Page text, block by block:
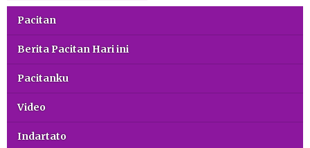
Pacitan
Berita Pacitan Hari ini
Pacitanku
Video
Indartato